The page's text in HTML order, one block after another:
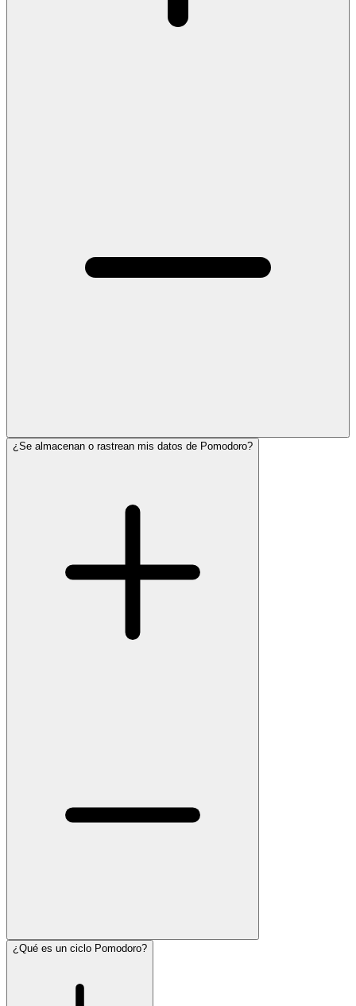
¿Se almacenan o rastrean mis datos de Pomodoro?
¿Qué es un ciclo Pomodoro?